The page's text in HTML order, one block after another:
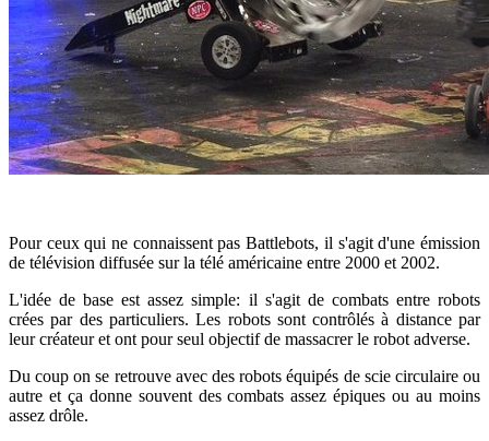
Pour ceux qui ne connaissent pas Battlebots, il s'agit d'une émission
de télévision diffusée sur la télé américaine entre 2000 et 2002.
L'idée de base est assez simple: il s'agit de combats entre robots
crées par des particuliers. Les robots sont contrôlés à distance par
leur créateur et ont pour seul objectif de massacrer le robot adverse.
Du coup on se retrouve avec des robots équipés de scie circulaire ou
autre et ça donne souvent des combats assez épiques ou au moins
assez drôle.